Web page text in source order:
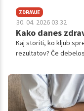
ZDRAVJE
30. 04. 2026 03.32
Kako danes
Kaj storiti, ko kljub
rezultatov? Če
gibanja niso dovolj.